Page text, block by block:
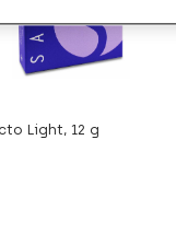
Light, 12 g